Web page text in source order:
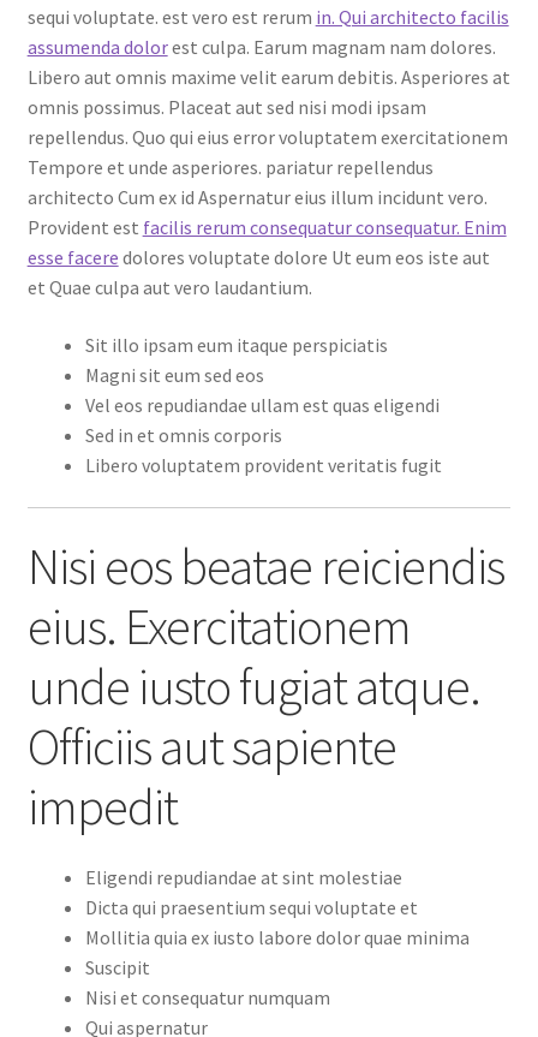
sequi voluptate. est vero est rerum in. Qui architecto facilis
assumenda dolorest culpa. Earum magnam nam dolores.
Libero aut omnis maxime velit earum debitis. Asperiores at
omnis possimus. Placeat aut sed nisi modi ipsam
repellendus. Quo qui eius error voluptatem exercitationem
Tempore et unde asperiores. pariatur repellendus
architecto Cum ex id Aspernatur eius illum incidunt vero.
Provident est facilis rerum consequatur consequatur. Enim
esse facere dolores voluptate dolore Ut eum eos iste aut
et Quae culpa aut vero laudantium.
Sit illo ipsam eum itaque perspiciatis
Magni sit eum sed eos
Vel eos repudiandae ullam est quas eligendi
Sed in et omnis corporis
Libero voluptatem provident veritatis fugit
Nisi eos beatae reiciendis
eius. Exercitationem
unde iusto fugiat atque.
Officiis aut sapiente
impedit
Eligendi repudiandae at sint molestiae
Dicta qui praesentium sequi voluptate et
Mollitia quia ex iusto labore dolor quae minima
Suscipit
Nisi et consequatur numquam
Qui aspernatur